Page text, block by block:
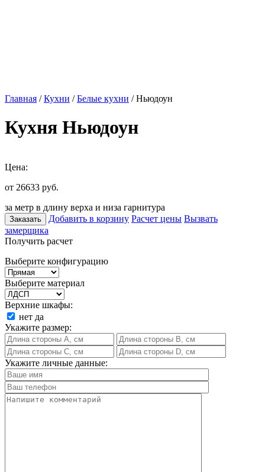
Главная /Кухни /Белые кухни / Ньюдоун
Кухня Ньюдоун
Цена:
от 26633 руб.
за метр в длину верха и низа гарнитура
Заказать Добавить в корзину Расчет цены Вызвать
замерщика
Получить расчет
Выберите конфигурацию
Выберите материал
Верхние шкафы:
нет да
Укажите размер:
Укажите личные данные: